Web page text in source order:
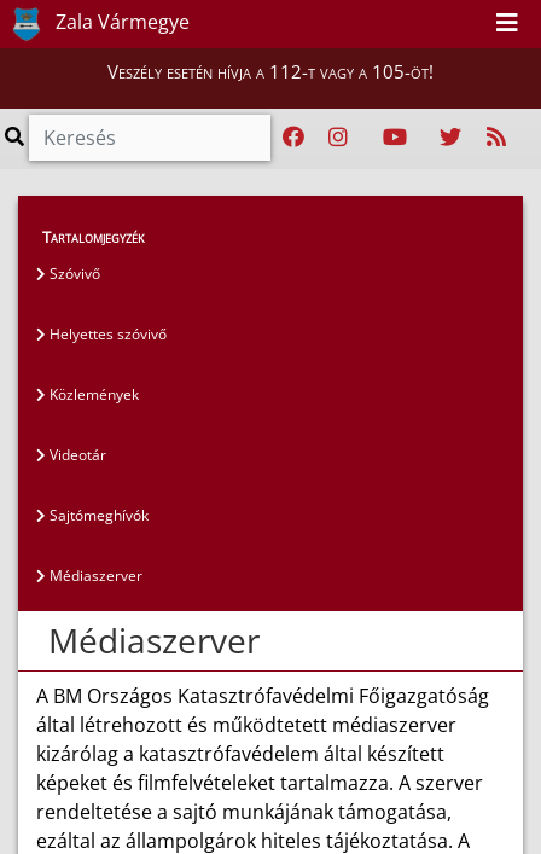
Zala Vármegye
Veszély esetén hívja a 112-t vagy a 105-öt!
Magunkról
Tartalomjegyzék
Szóvivő
Helyettes szóvivő
Közlemények
Videotár
Sajtómeghívók
Médiaszerver
Médiaszerver
A BM Országos Katasztrófavédelmi Főigazgatóság
által létrehozott és működtetett médiaszerver
kizárólag a katasztrófavédelem által készített
képeket és filmfelvételeket tartalmazza. A szerver
rendeltetése a sajtó munkájának támogatása,
ezáltal az állampolgárok hiteles tájékoztatása. A